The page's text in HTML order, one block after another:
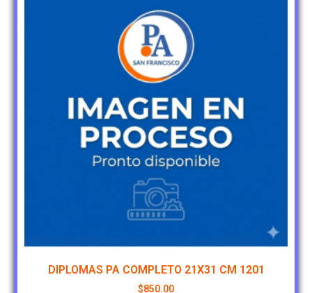
DIPLOMAS PA COMPLETO 21X31 CM 1201
$850.00